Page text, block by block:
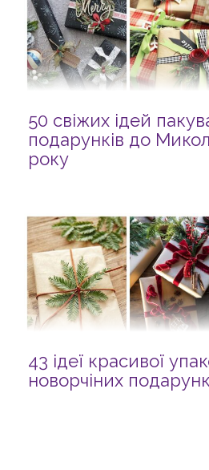
50 свіжих ідей
подарунків до
року
43 ідеї красивої
новорчіних